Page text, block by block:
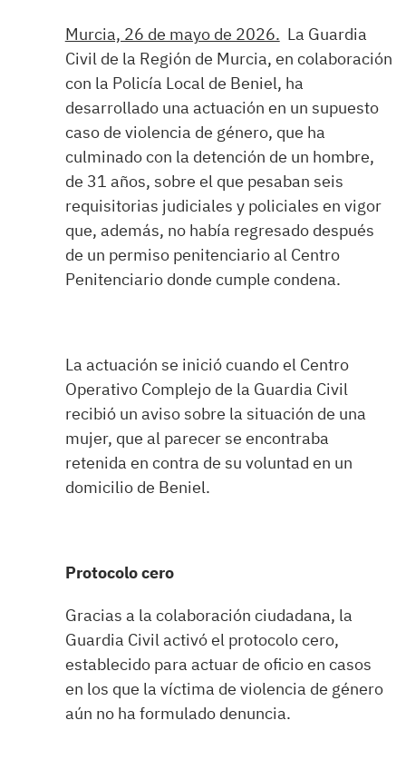
Murcia, 26 de mayo de 2026. La Guardia
Civil de la Región de Murcia, en colaboración
con la Policía Local de Beniel, ha
desarrollado una actuación en un supuesto
caso de violencia de género, que ha
culminado con la detención de un hombre,
de 31 años, sobre el que pesaban seis
requisitorias judiciales y policiales en vigor
que, además, no había regresado después
de un permiso penitenciario al Centro
Penitenciario donde cumple condena.
La actuación se inició cuando el Centro
Operativo Complejo de la Guardia Civil
recibió un aviso sobre la situación de una
mujer, que al parecer se encontraba
retenida en contra de su voluntad en un
domicilio de Beniel.
Protocolo cero
Gracias a la colaboración ciudadana, la
Guardia Civil activó el protocolo cero,
establecido para actuar de oficio en casos
en los que la víctima de violencia de género
aún no ha formulado denuncia.